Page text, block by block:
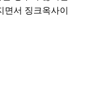
서 징크옥사이